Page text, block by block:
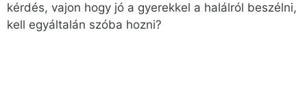
kérdés, vajon hogy jó a gyerekkel a halálról beszélni,
kell egyáltalán szóba hozni?